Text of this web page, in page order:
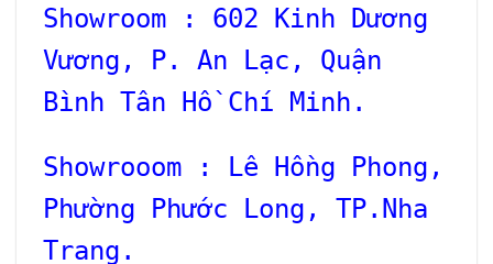
Showroom : 602 Kinh Dương
Vương, P. An Lạc, Quận
Bình Tân Hồ Chí Minh.
Showrooom : Lê Hồng Phong,
Phường Phước Long, TP.Nha
Trang.